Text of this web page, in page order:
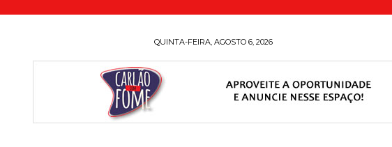
QUINTA-FEIRA, AGOSTO 6, 2026